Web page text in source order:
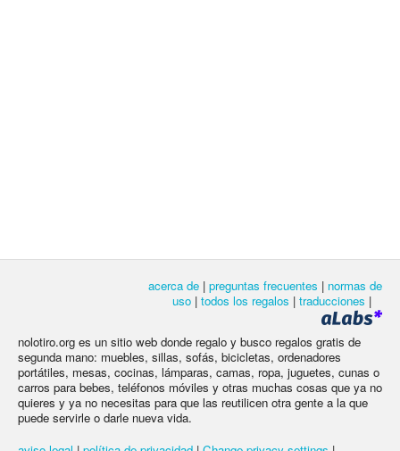
acerca de | preguntas frecuentes | normas de
uso | todos los regalos | traducciones |
nolotiro.org es un sitio web donde regalo y busco regalos gratis de
segunda mano: muebles, sillas, sofás, bicicletas, ordenadores
portátiles, mesas, cocinas, lámparas, camas, ropa, juguetes, cunas o
carros para bebes, teléfonos móviles y otras muchas cosas que ya no
quieres y ya no necesitas para que las reutilicen otra gente a la que
puede servirle o darle nueva vida.